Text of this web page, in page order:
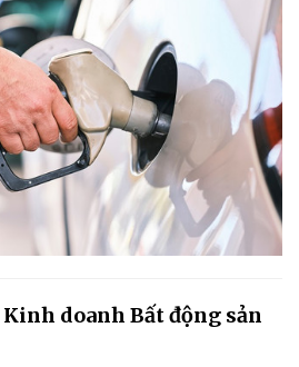
Kinh doanh Bất động sản